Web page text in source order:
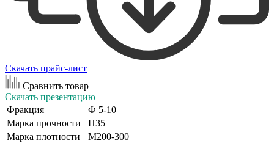
Скачать прайс-лист
Сравнить товар
Скачать презентацию
Фракция
Ф 5-10
Марка прочности
П35
Марка плотности
М200-300